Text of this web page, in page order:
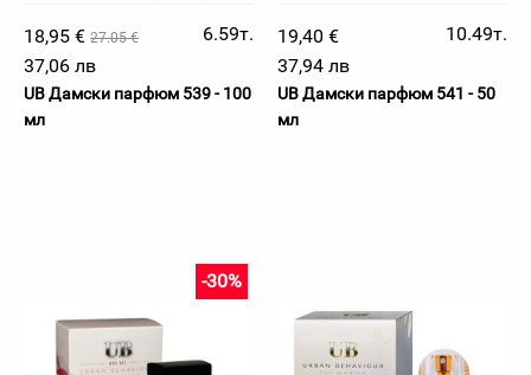
18,95 € 27.05 €
6.59т.
37,06 лв
UB Дамски парфюм 539 - 100
мл
19,40 €
10.49т.
37,94 лв
UB Дамски парфюм 541 - 50
мл
-30%